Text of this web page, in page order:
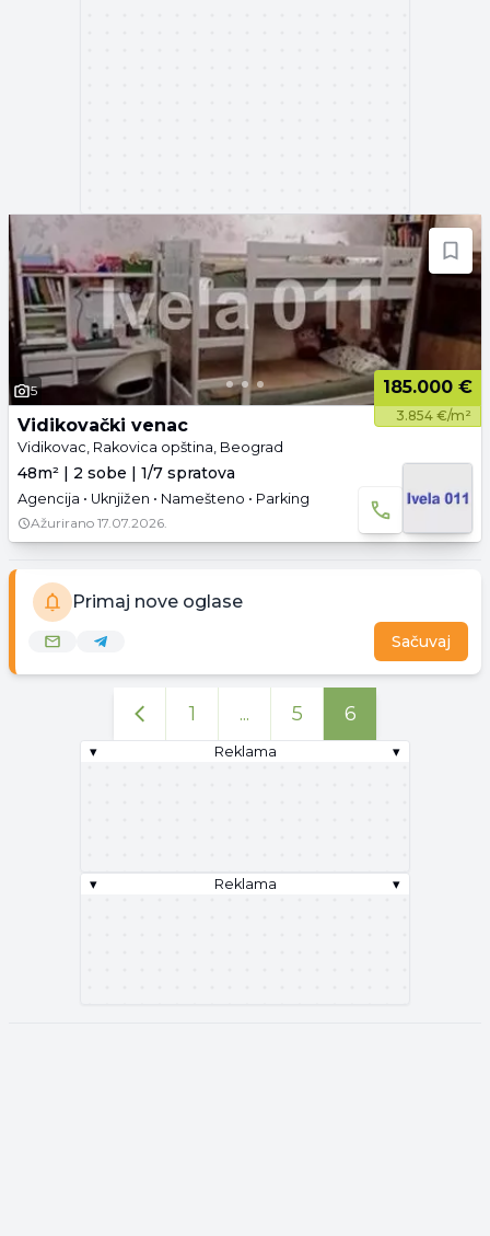
5 185.000 €
3.854 €/m²
Vidikovački venac
Vidikovac, Rakovica opština, Beograd
48m² | 2 sobe | 1/7 spratova
Agencija • Uknjižen • Namešteno • Parking
Ažurirano 17.07.2026.
Primaj nove oglase
Sačuvaj
1 ... 5 6
▾ Reklama ▾
▾ Reklama ▾